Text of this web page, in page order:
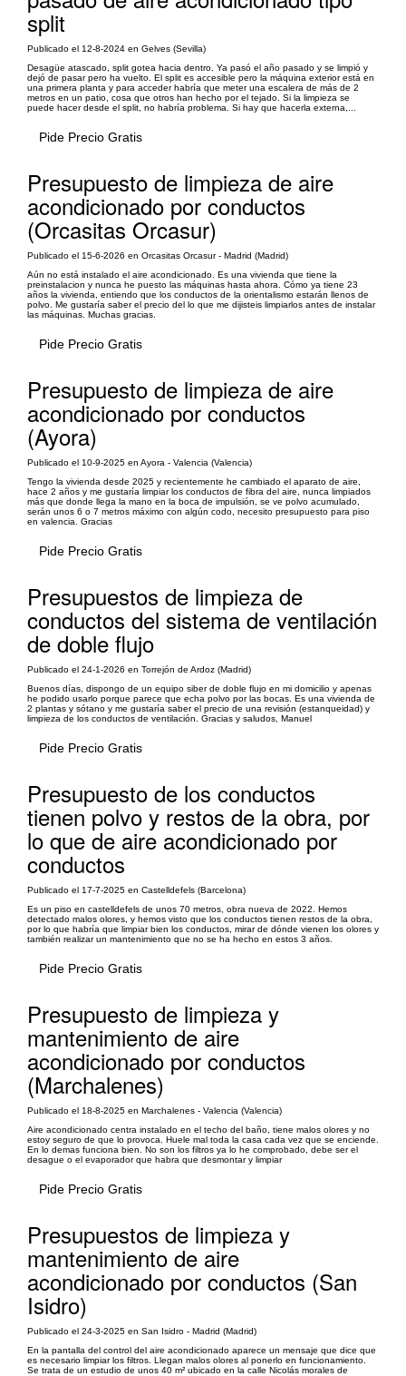
split
Publicado el 12-8-2024 en Gelves (Sevilla)
Desagüe atascado, split gotea hacia dentro. Ya pasó el año pasado y se limpió y
dejó de pasar pero ha vuelto. El split es accesible pero la máquina exterior está en
una primera planta y para acceder habría que meter una escalera de más de 2
metros en un patio, cosa que otros han hecho por el tejado. Si la limpieza se
puede hacer desde el split, no habría problema. Si hay que hacerla externa,...
Pide Precio Gratis
Presupuesto de limpieza de aire
acondicionado por conductos
(Orcasitas Orcasur)
Publicado el 15-6-2026 en Orcasitas Orcasur - Madrid (Madrid)
Aún no está instalado el aire acondicionado. Es una vivienda que tiene la
preinstalacion y nunca he puesto las máquinas hasta ahora. Cómo ya tiene 23
años la vivienda, entiendo que los conductos de la orientalismo estarán llenos de
polvo. Me gustaría saber el precio del lo que me dijisteis limpiarlos antes de instalar
las máquinas. Muchas gracias.
Pide Precio Gratis
Presupuesto de limpieza de aire
acondicionado por conductos
(Ayora)
Publicado el 10-9-2025 en Ayora - Valencia (Valencia)
Tengo la vivienda desde 2025 y recientemente he cambiado el aparato de aire,
hace 2 años y me gustaría limpiar los conductos de fibra del aire, nunca limpiados
más que donde llega la mano en la boca de impulsión, se ve polvo acumulado,
serán unos 6 o 7 metros máximo con algún codo, necesito presupuesto para piso
en valencia. Gracias
Pide Precio Gratis
Presupuestos de limpieza de
conductos del sistema de ventilación
de doble flujo
Publicado el 24-1-2026 en Torrejón de Ardoz (Madrid)
Buenos días, dispongo de un equipo siber de doble flujo en mi domicilio y apenas
he podido usarlo porque parece que echa polvo por las bocas. Es una vivienda de
2 plantas y sótano y me gustaría saber el precio de una revisión (estanqueidad) y
limpieza de los conductos de ventilación. Gracias y saludos, Manuel
Pide Precio Gratis
Presupuesto de los conductos
tienen polvo y restos de la obra, por
lo que de aire acondicionado por
conductos
Publicado el 17-7-2025 en Castelldefels (Barcelona)
Es un piso en castelldefels de unos 70 metros, obra nueva de 2022. Hemos
detectado malos olores, y hemos visto que los conductos tienen restos de la obra,
por lo que habría que limpiar bien los conductos, mirar de dónde vienen los olores y
también realizar un mantenimiento que no se ha hecho en estos 3 años.
Pide Precio Gratis
Presupuesto de limpieza y
mantenimiento de aire
acondicionado por conductos
(Marchalenes)
Publicado el 18-8-2025 en Marchalenes - Valencia (Valencia)
Aire acondicionado centra instalado en el techo del baño, tiene malos olores y no
estoy seguro de que lo provoca. Huele mal toda la casa cada vez que se enciende.
En lo demas funciona bien. No son los filtros ya lo he comprobado, debe ser el
desague o el evaporador que habra que desmontar y limpiar
Pide Precio Gratis
Presupuestos de limpieza y
mantenimiento de aire
acondicionado por conductos (San
Isidro)
Publicado el 24-3-2025 en San Isidro - Madrid (Madrid)
En la pantalla del control del aire acondicionado aparece un mensaje que dice que
es necesario limpiar los filtros. Llegan malos olores al ponerlo en funcionamiento.
Se trata de un estudio de unos 40 m² ubicado en la calle Nicolás morales de